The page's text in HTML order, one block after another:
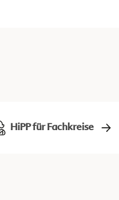
HiPP für Fachkreise